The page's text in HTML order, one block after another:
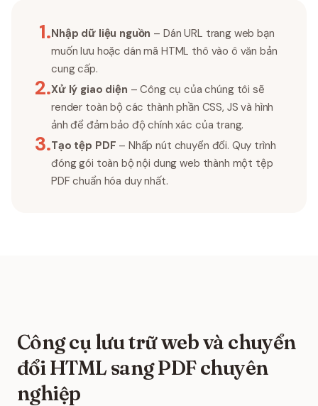
1.Nhập dữ liệu nguồn – Dán URL trang web bạn
muốn lưu hoặc dán mã HTML thô vào ô văn bản
cung cấp.
2.Xử lý giao diện – Công cụ của chúng tôi sẽ
render toàn bộ các thành phần CSS, JS và hình
ảnh để đảm bảo độ chính xác của trang.
3.Tạo tệp PDF – Nhấp nút chuyển đổi. Quy trình
đóng gói toàn bộ nội dung web thành một tệp
PDF chuẩn hóa duy nhất.
Công cụ lưu trữ web và chuyển
đổi HTML sang PDF chuyên
nghiệp